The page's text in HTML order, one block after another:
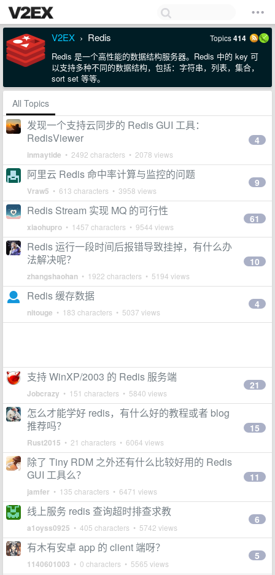
V2EX › Redis Topics414
Redis 是一个高性能的数据结构服务器。Redis 中的 key 可
以支持多种不同的数据结构，包括：字符串，列表，集合，
sort set 等等。
All Topics
发现一个支持云同步的 Redis GUI 工具：
RedisViewer
inmaytide • 2492 characters • 2078 views
4
阿里云 Redis 命中率计算与监控的问题
Vraw5 • 613 characters • 3958 views
9
Redis Stream 实现 MQ 的可行性
xiaohupro • 1457 characters • 9544 views
61
Redis 运行一段时间后报错导致挂掉，有什么办
法解决呢？
zhangshaohan • 1922 characters • 5194 views
10
Redis 缓存数据
nitouge • 183 characters • 5037 views
4
支持 WinXP/2003 的 Redis 服务端
Jobcrazy • 151 characters • 5840 views
21
怎么才能学好 redis，有什么好的教程或者 blog
推荐吗？
Rust2015 • 21 characters • 6064 views
15
除了 Tiny RDM 之外还有什么比较好用的 Redis
GUI 工具么？
jamfer • 135 characters • 6471 views
11
线上服务 redis 查询超时排查求教
a1oyss0925 • 405 characters • 5742 views
6
有木有安卓 app 的 client 端呀？
1140601003 • 0 characters • 5565 views
5